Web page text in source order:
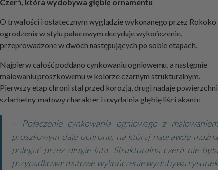
Czerń, która wydobywa głębię ornamentu
O trwałości i ostatecznym wyglądzie wykonanego przez Rokoko
ogrodzenia w stylu pałacowym decyduje wykończenie,
przeprowadzone w dwóch następujących po sobie etapach.
Najpierw całość poddano cynkowaniu ogniowemu, a następnie
malowaniu proszkowemu w kolorze czarnym strukturalnym.
Pierwszy etap chroni stal przed korozją, drugi nadaje powierzchni
szlachetny, matowy charakter i uwydatnia głębię liści akantu.
– Połączenie cynkowania ogniowego z malowaniem
proszkowym daje ochronę, na której naprawdę można
polegać przez długie lata. Strukturalna czerń nie była
przypadkowa: matowe wykończenie wydobywa rysunek